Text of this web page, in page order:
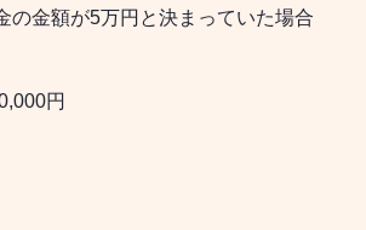
の金額が5万円と決まっていた場合
円